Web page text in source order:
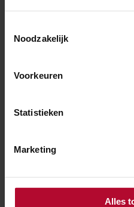
Noodzakelijk
Voorkeuren
Statistieken
Marketing
Alles
Groningen Spoorzone.
Meer over: